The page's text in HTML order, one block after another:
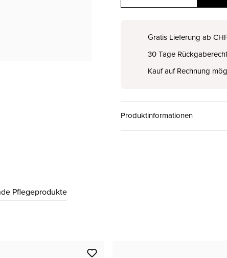
CHF 99.00
Gratis Lieferung ab
30 Tage Rückgaberecht
Kauf auf Rechnung
Produktinformationen
Pflegeprodukte